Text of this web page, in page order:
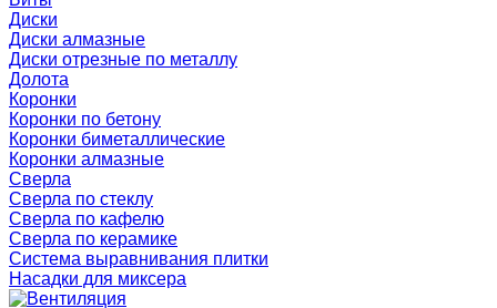
Диски
Диски алмазные
Диски отрезные по металлу
Долота
Коронки
Коронки по бетону
Коронки биметаллические
Коронки алмазные
Сверла
Сверла по стеклу
Сверла по кафелю
Сверла по керамике
Система выравнивания плитки
Насадки для миксера